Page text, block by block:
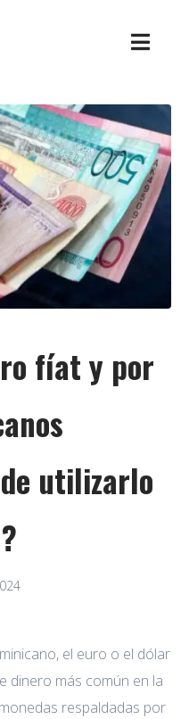
fíat y por
utilizarlo
el euro o el dólar
dinero más común en la
respaldadas por